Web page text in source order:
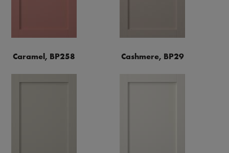
Caramel, BP258 Cashmere, BP29